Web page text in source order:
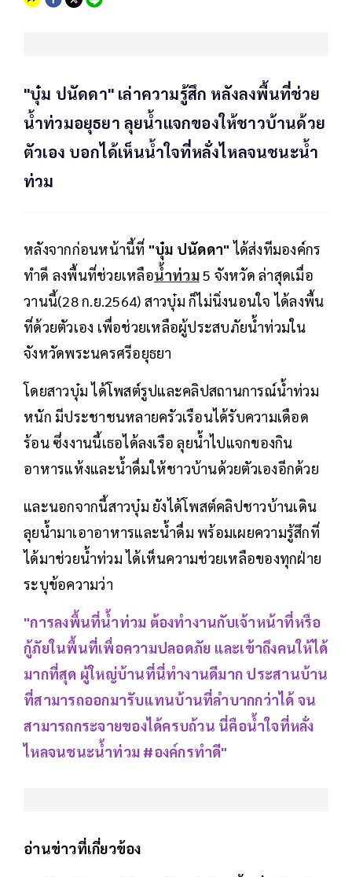
"บุ๋ม ปนัดดา" เล่าความรู้สึก หลังลงพื้นที่ช่วย
น้ำท่วมอยุธยา ลุยน้ำแจกของให้ชาวบ้านด้วย
ตัวเอง บอกได้เห็นน้ำใจที่หลั่งไหลจนชนะน้ำ
ท่วม
หลังจากก่อนหน้านี้ที่ "บุ๋ม ปนัดดา" ได้ส่งทีมองค์กร
ทำดี ลงพื้นที่ช่วยเหลือน้ำท่วม5 จังหวัด ล่าสุดเมื่อ
วานนี้(28 ก.ย.2564) สาวบุ๋ม ก็ไม่นิ่งนอนใจ ได้ลงพื้น
ที่ด้วยตัวเอง เพื่อช่วยเหลือผู้ประสบภัยน้ำท่วมใน
จังหวัดพระนครศรีอยุธยา
โดยสาวบุ๋ม ได้โพสต์รูปและคลิปสถานการณ์น้ำท่วม
หนัก มีประชาชนหลายครัวเรือนได้รับความเดือด
ร้อน ซึ่งงานนี้เธอได้ลงเรือ ลุยน้ำไปแจกของกิน
อาหารแห้งและน้ำดื่มให้ชาวบ้านด้วยตัวเองอีกด้วย
และนอกจากนี้สาวบุ๋ม ยังได้โพสต์คลิปชาวบ้านเดิน
ลุยน้ำมาเอาอาหารและน้ำดื่ม พร้อมเผยความรู้สึกที่
ได้มาช่วยน้ำท่วม ได้เห็นความช่วยเหลือของทุกฝ่าย
ระบุข้อความว่า
"การลงพื้นที่น้ำท่วม ต้องทำงานกับเจ้าหน้าที่หรือ
กู้ภัยในพื้นที่เพื่อความปลอดภัย และเข้าถึงคนให้ได้
มากที่สุด ผู้ใหญ่บ้านที่นี่ทำงานดีมาก ประสานบ้าน
ที่สามารถออกมารับแทนบ้านที่ลำบากกว่าได้ จน
สามารถกระจายของได้ครบถ้วน นี่คือน้ำใจที่หลั่ง
ไหลจนชนะน้ำท่วม #องค์กรทำดี"
อ่านข่าวที่เกี่ยวข้อง